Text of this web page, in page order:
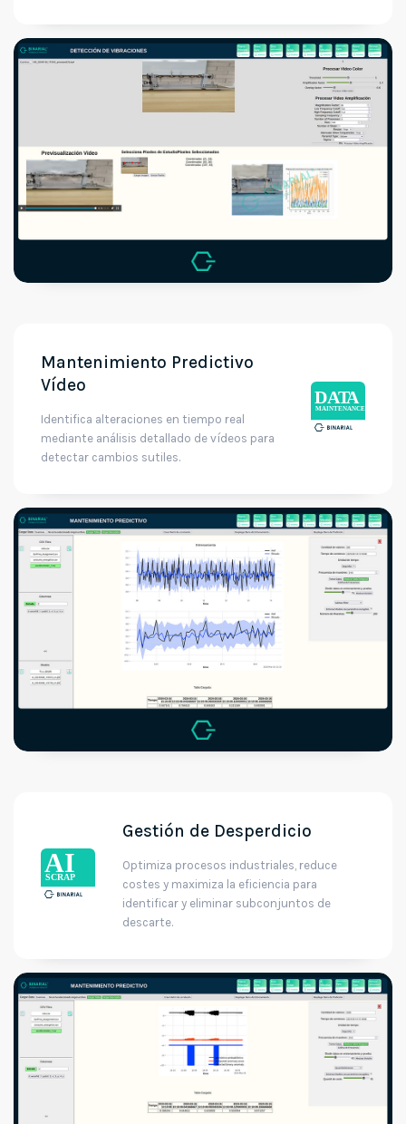
Mantenimiento Predictivo
Vídeo
Identifica alteraciones en tiempo real
mediante análisis detallado de vídeos para
detectar cambios sutiles.
Gestión de Desperdicio
Optimiza procesos industriales, reduce
costes y maximiza la eficiencia para
identificar y eliminar subconjuntos de
descarte.